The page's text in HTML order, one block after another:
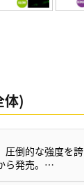
体)
圧倒的な強度を誇
ら発売。…